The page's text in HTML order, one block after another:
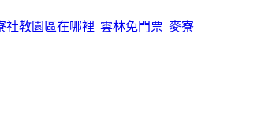
社教園區在哪裡 雲林免門票 麥寮